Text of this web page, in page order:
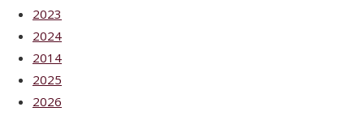
2023
2024
2014
2025
2026